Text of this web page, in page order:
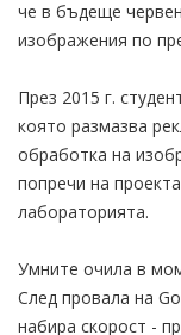
че в бъдеще
изображения по
През 2015 г.
която размазва
обработка на
попречи на
лабораторията.
Умните очила в
След провала на
набира скорост -